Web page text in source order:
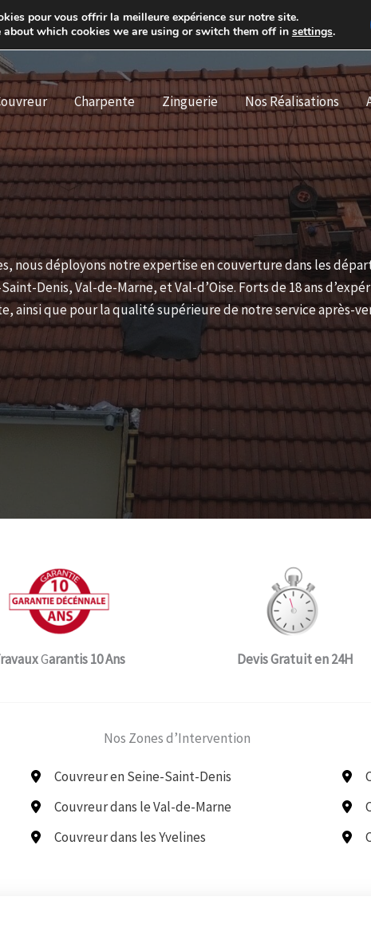
73 rue du Château 92100 Boulogne Billancourt
Charpente Zinguerie Nos Réalisations
nous déployons notre expertise en couverture dans les
Denis, Val-de-Marne, et Val-d’Oise. Forts de 18 ans
ainsi que pour la qualité supérieure de notre service après-
Garantis 10 Ans Devis Gratuit en 24H
Nos Zones d’Intervention
Couvreur en Seine-Saint-Denis
Couvreur dans le Val-de-Marne
Couvreur dans les Yvelines
pour vous offrir la meilleure expérience sur notre site.
about which cookies we are using or switch them off in settings.